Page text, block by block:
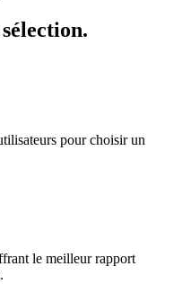
pour choisir un
le meilleur rapport